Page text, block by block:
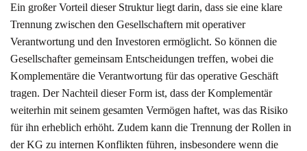
Ein großer Vorteil dieser Struktur liegt darin, dass sie eine klare
Trennung zwischen den Gesellschaftern mit operativer
Verantwortung und den Investoren ermöglicht. So können die
Gesellschafter gemeinsam Entscheidungen treffen, wobei die
Komplementäre die Verantwortung für das operative Geschäft
tragen. Der Nachteil dieser Form ist, dass der Komplementär
weiterhin mit seinem gesamten Vermögen haftet, was das Risiko
für ihn erheblich erhöht. Zudem kann die Trennung der Rollen in
der KG zu internen Konflikten führen, insbesondere wenn die